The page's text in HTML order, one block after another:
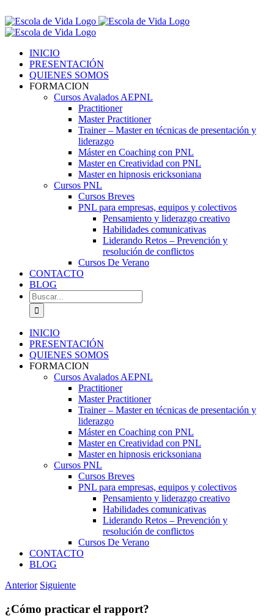
al
contenido
Facebook
Instagram
LinkedIn
INICIO
PRESENTACIÓN
QUIENES SOMOS
FORMACION
Cursos Avalados AEPNL
Practitioner
Master Practitioner
Trainer – Master en técnicas de presentación y
liderazgo
Máster en Coaching con PNL
Master en Creatividad con PNL
Master en hipnosis ericksoniana
Cursos PNL
Cursos Breves
PNL para empresas, equipos y colectivos
Pensamiento y liderazgo creativo
Habilidades comunicativas
Liderando Retos – Prevención y
resolución de conflictos
Cursos De Verano
CONTACTO
BLOG
Buscar:
INICIO
PRESENTACIÓN
QUIENES SOMOS
FORMACION
Cursos Avalados AEPNL
Practitioner
Master Practitioner
Trainer – Master en técnicas de presentación y
liderazgo
Máster en Coaching con PNL
Master en Creatividad con PNL
Master en hipnosis ericksoniana
Cursos PNL
Cursos Breves
PNL para empresas, equipos y colectivos
Pensamiento y liderazgo creativo
Habilidades comunicativas
Liderando Retos – Prevención y
resolución de conflictos
Cursos De Verano
CONTACTO
BLOG
Anterior Siguiente
¿Cómo practicar el rapport?